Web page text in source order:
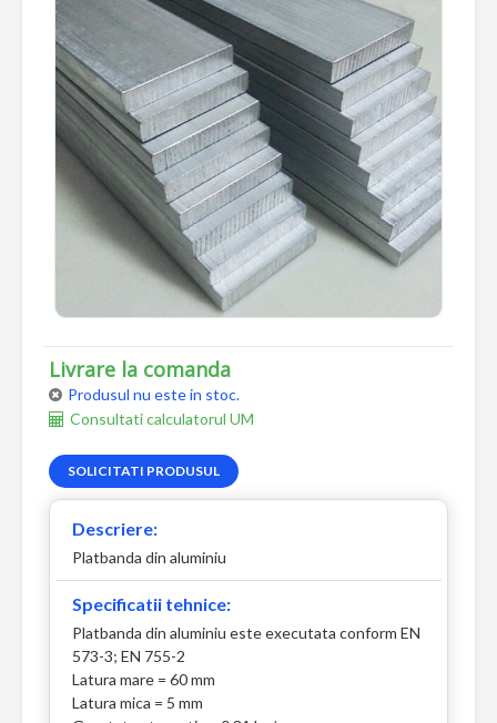
Livrare la comanda
Produsul nu este in stoc.
Consultati calculatorul UM
SOLICITATI PRODUSUL
Descriere:
Platbanda din aluminiu
Specificatii tehnice:
Platbanda din aluminiu este executata conform EN
573-3; EN 755-2
Latura mare = 60 mm
Latura mica = 5 mm